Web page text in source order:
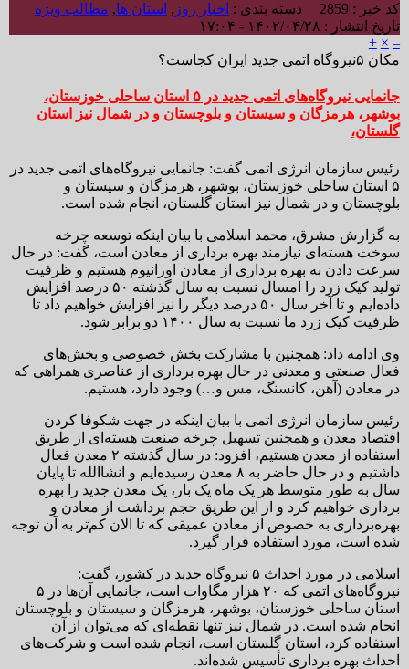
کد خبر : 2859 دسته بندی : اخبار روز , استان ها, مطالب ویژه
تاریخ انتشار : ۱۴۰۲/۰۴/۲۸ - ۱۷:۰۴
–
×
+
مکان ۵نیروگاه اتمی جدید ایران کجاست؟
جانمایی نیروگاه‌های اتمی جدید در ۵ استان ساحلی خوزستان،
بوشهر، هرمزگان و سیستان و بلوچستان و در شمال نیز استان
گلستان،
رئیس سازمان انرژی اتمی گفت: جانمایی نیروگاه‌های اتمی جدید در
۵ استان ساحلی خوزستان، بوشهر، هرمزگان و سیستان و
بلوچستان و در شمال نیز استان گلستان، انجام شده است.
به گزارش مشرق، محمد اسلامی با بیان اینکه توسعه چرخه
سوخت هسته‌ای نیازمند بهره برداری از معادن است، گفت: در حال
سرعت دادن به بهره برداری از معادن اورانیوم هستیم و ظرفیت
تولید کیک زرد را امسال نسبت به سال گذشته ۵۰ درصد افزایش
داده‌ایم و تا آخر سال ۵۰ درصد دیگر را نیز افزایش خواهیم داد تا
ظرفیت کیک زرد ما نسبت به سال ۱۴۰۰ دو برابر شود.
وی ادامه داد: همچنین با مشارکت بخش خصوصی و بخش‌های
فعال صنعتی و معدنی در حال بهره برداری از عناصری همراهی که
در معادن (آهن، کانسنگ، مس و…) وجود دارد، هستیم.
رئیس سازمان انرژی اتمی با بیان اینکه در جهت شکوفا کردن
اقتصاد معدن و همچنین تسهیل چرخه صنعت هسته‌ای از طریق
استفاده از معدن هستیم، افزود: در سال گذشته ۲ معدن فعال
داشتیم و در حال حاضر به ۸ معدن رسیده‌ایم و انشاالله تا پایان
سال به طور متوسط هر یک ماه یک بار، یک معدن جدید را بهره
برداری خواهیم کرد و از این طریق حجم برداشت از معادن و
بهره‌برداری به خصوص از معادن عمیقی که تا الان کم‌تر به آن توجه
شده است، مورد استفاده قرار گیرد.
اسلامی در مورد احداث ۵ نیروگاه جدید در کشور، گفت:
نیروگاه‌های اتمی که ۲۰ هزار مگاوات است، جانمایی آن‌ها در ۵
استان ساحلی خوزستان، بوشهر، هرمزگان و سیستان و بلوچستان
انجام شده است. در شمال نیز تنها نقطه‌ای که می‌توان از آن
استفاده کرد، استان گلستان است، انجام شده است و شرکت‌های
احداث بهره برداری تأسیس شده‌اند.